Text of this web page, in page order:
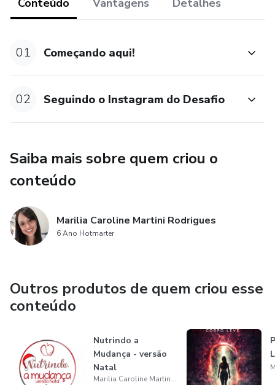
Conteúdo Vantagens Detalhes
01 Começando aqui!
02 Seguindo o Instagram do Desafio
Saiba mais sobre quem criou o
conteúdo
Marilia Caroline Martini Rodrigues
6 Ano Hotmarter
Outros produtos de quem criou esse
conteúdo
Nutrindo a
Mudança - versão
Natal
Marilia Caroline Martini Rodrigues